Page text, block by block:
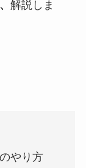
解説しま
やり方